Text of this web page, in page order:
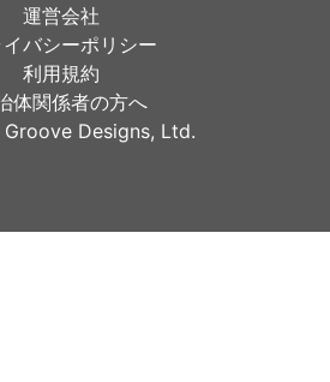
運営会社
バシーポリシー
利用規約
体関係者の方へ
Designs, Ltd.